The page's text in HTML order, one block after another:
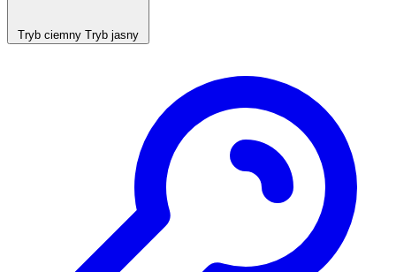
Tryb ciemny Tryb jasny